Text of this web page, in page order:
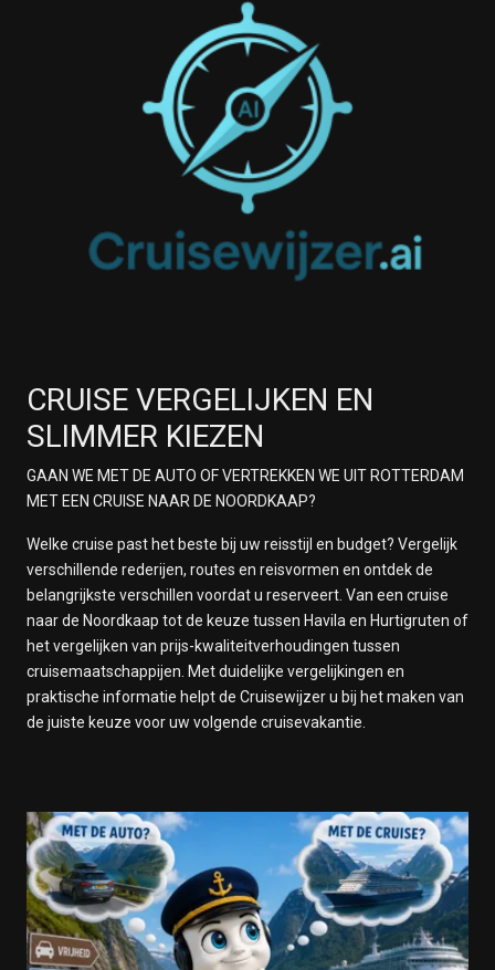
CRUISE VERGELIJKEN EN
SLIMMER KIEZEN
GAAN WE MET DE AUTO OF VERTREKKEN WE UIT ROTTERDAM
MET EEN CRUISE NAAR DE NOORDKAAP?
Welke cruise past het beste bij uw reisstijl en budget? Vergelijk
verschillende rederijen, routes en reisvormen en ontdek de
belangrijkste verschillen voordat u reserveert. Van een cruise
naar de Noordkaap tot de keuze tussen Havila en Hurtigruten of
het vergelijken van prijs-kwaliteitverhoudingen tussen
cruisemaatschappijen. Met duidelijke vergelijkingen en
praktische informatie helpt de Cruisewijzer u bij het maken van
de juiste keuze voor uw volgende cruisevakantie.